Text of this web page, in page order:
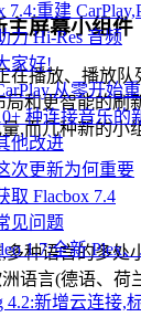
7.4:重建
力 Hi-Res 音频
家好!
从零开始
种连接音乐的
他改进
次更新为何重要
取 Flacbox 7.4
见问题
1.7:全新 Plex
4.2:新增云连接,
主屏幕小组件
在播放、播放
和更智能的刷
,而几种新的小
多种语言的多处
语言(德语、荷